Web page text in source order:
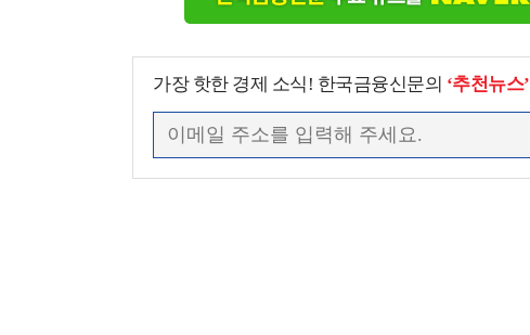
가장 핫한 경제 소식! 한국금융신문의 ‘추천뉴스’